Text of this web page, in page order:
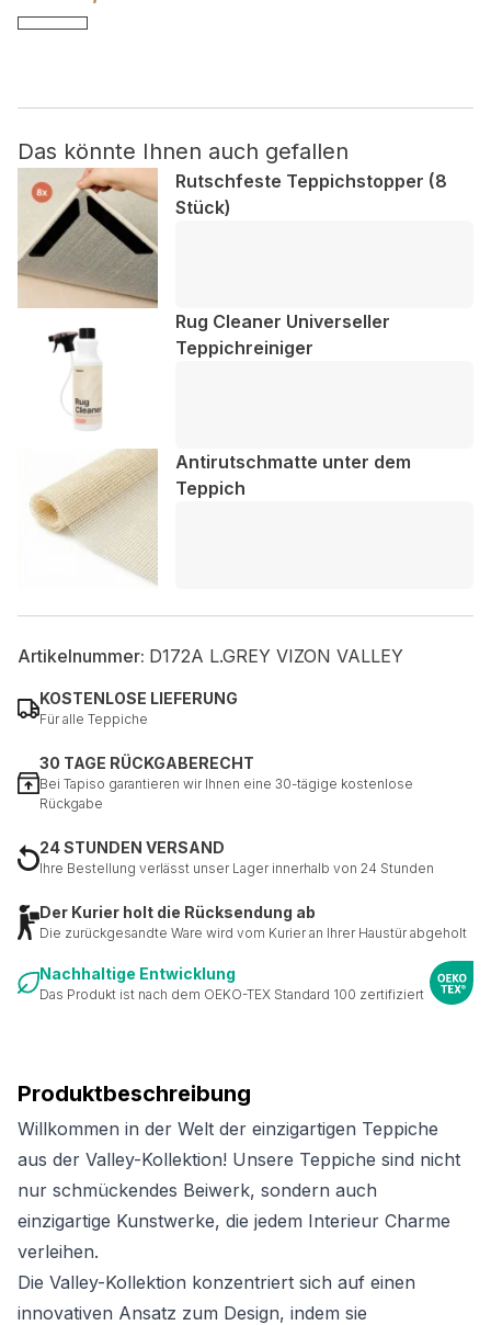
Produktbeschreibung
Willkommen in der Welt der einzigartigen Teppiche
aus der Valley-Kollektion! Unsere Teppiche sind nicht
nur schmückendes Beiwerk, sondern auch
einzigartige Kunstwerke, die jedem Interieur Charme
verleihen.
Die Valley-Kollektion konzentriert sich auf einen
innovativen Ansatz zum Design, indem sie
Das könnte Ihnen auch gefallen
Rutschfeste Teppichstopper (8
Stück)
Rug Cleaner Universeller
Teppichreiniger
Antirutschmatte unter dem
Teppich
Artikelnummer: D172A L.GREY VIZON VALLEY
KOSTENLOSE LIEFERUNG
Für alle Teppiche
30 TAGE RÜCKGABERECHT
Bei Tapiso garantieren wir Ihnen eine 30-tägige kostenlose
Rückgabe
24 STUNDEN VERSAND
Ihre Bestellung verlässt unser Lager innerhalb von 24 Stunden
Der Kurier holt die Rücksendung ab
Die zurückgesandte Ware wird vom Kurier an Ihrer Haustür abgeholt
Nachhaltige Entwicklung
Das Produkt ist nach dem OEKO-TEX Standard 100 zertifiziert
wurden.
Alle ablehnen
Meine Einstellungen speichern